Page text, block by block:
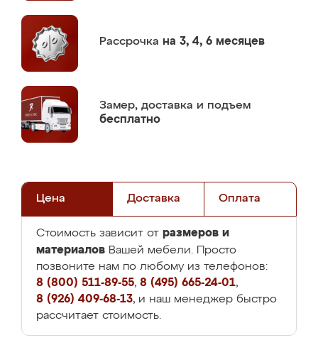
Рассрочка на 3, 4, 6 месяцев
Замер, доставка и подъем
бесплатно
Цена Доставка Оплата
Стоимость зависит от размеров и
материалов Вашей мебели. Просто
позвоните нам по любому из телефонов:
8 (800) 511-89-55, 8 (495) 665-24-01,
8 (926) 409-68-13, и наш менеджер быстро
рассчитает стоимость.